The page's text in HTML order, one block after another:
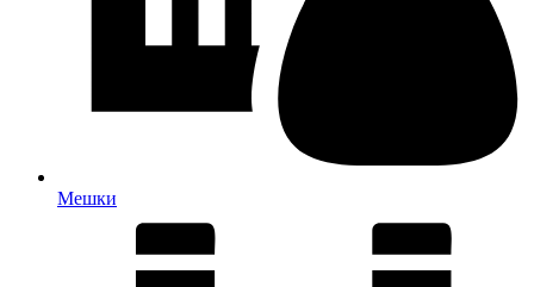
Мешки